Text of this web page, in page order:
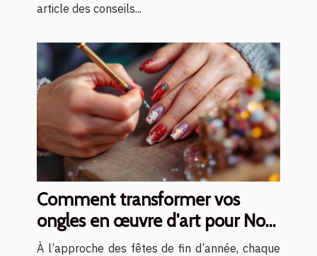
article des conseils...
Comment transformer vos
ongles en œuvre d'art pour Noël
?
À l’approche des fêtes de fin d’année, chaque